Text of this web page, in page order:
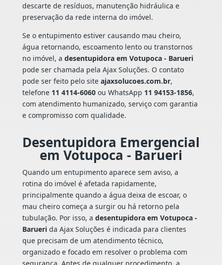
descarte de resíduos, manutenção hidráulica e
preservação da rede interna do imóvel.
Se o entupimento estiver causando mau cheiro,
água retornando, escoamento lento ou transtornos
no imóvel, a desentupidora em Votupoca - Barueri
pode ser chamada pela Ajax Soluções. O contato
pode ser feito pelo site ajaxsolucoes.com.br,
telefone 11 4114-6060ou WhatsApp 11 94153-1856,
com atendimento humanizado, serviço com garantia
e compromisso com qualidade.
Desentupidora Emergencial
em Votupoca - Barueri
Quando um entupimento aparece sem aviso, a
rotina do imóvel é afetada rapidamente,
principalmente quando a água deixa de escoar, o
mau cheiro começa a surgir ou há retorno pela
tubulação. Por isso, a desentupidora em Votupoca -
Baruerida Ajax Soluções é indicada para clientes
que precisam de um atendimento técnico,
organizado e focado em resolver o problema com
segurança. Antes de qualquer procedimento, a